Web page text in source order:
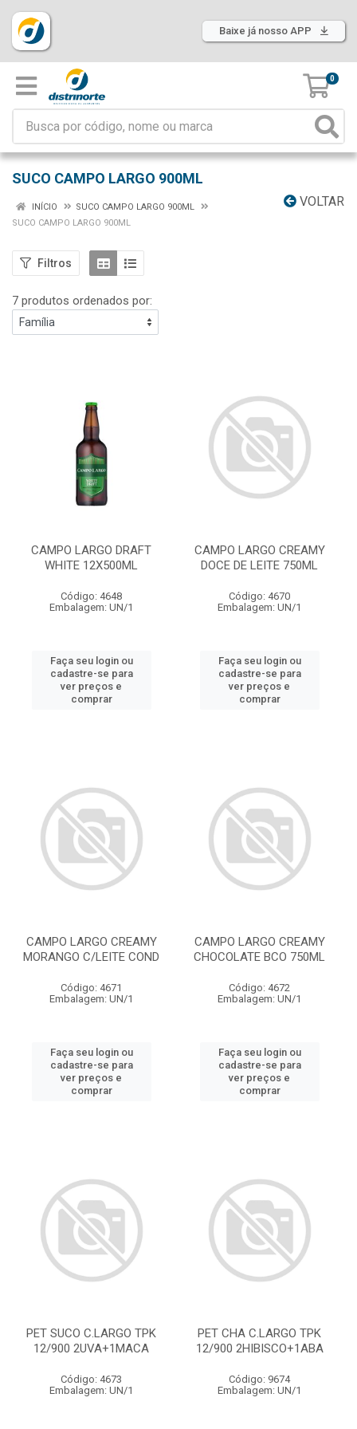
Baixe já nosso APP
0
SUCO CAMPO LARGO 900ML
VOLTAR
INÍCIO
SUCO CAMPO LARGO 900ML
SUCO CAMPO LARGO 900ML
Filtros
7 produtos ordenados por:
CAMPO LARGO DRAFT
WHITE 12X500ML
Código: 4648
Embalagem: UN/1
Faça seu login ou
cadastre-se para
ver preços e
comprar
CAMPO LARGO CREAMY
DOCE DE LEITE 750ML
Código: 4670
Embalagem: UN/1
Faça seu login ou
cadastre-se para
ver preços e
comprar
CAMPO LARGO CREAMY
MORANGO C/LEITE COND
Código: 4671
Embalagem: UN/1
Faça seu login ou
cadastre-se para
ver preços e
comprar
CAMPO LARGO CREAMY
CHOCOLATE BCO 750ML
Código: 4672
Embalagem: UN/1
Faça seu login ou
cadastre-se para
ver preços e
comprar
PET SUCO C.LARGO TPK
12/900 2UVA+1MACA
Código: 4673
Embalagem: UN/1
PET CHA C.LARGO TPK
12/900 2HIBISCO+1ABA
Código: 9674
Embalagem: UN/1